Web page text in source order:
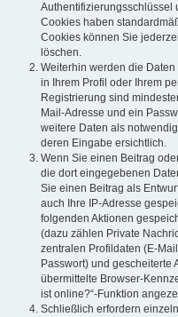
Authentifizierungsschlüssel
Cookies haben
Cookies können Sie
löschen.
Weiterhin werden die
in Ihrem Profil oder Ihrem
Registrierung sind
Mail-Adresse und ein
weitere Daten als
deren Eingabe ersichtlich.
Wenn Sie einen Beitrag
die dort eingegebenen
Sie einen Beitrag als
auch Ihre IP-Adresse
folgenden Aktionen
(dazu zählen Private
zentralen Profildaten (E-
Passwort) und gescheiterte
übermittelte Browser-
ist online?“-Funktion
Schließlich erfordern